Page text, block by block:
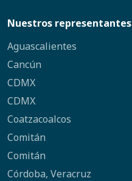
Nuestros representantes
Aguascalientes
Cancún
CDMX
CDMX
Coatzacoalcos
Comitán
Comitán
Córdoba, Veracruz